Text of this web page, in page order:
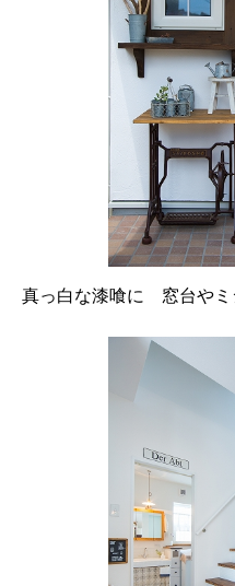
真っ白な漆喰に 窓台やミ